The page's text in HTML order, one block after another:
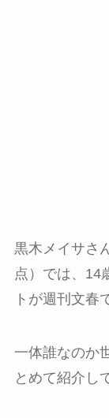
黒木メイサさ
点）では、14
トが週刊文春
一体誰なのか
とめて紹介し